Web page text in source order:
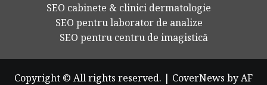
SEO cabinete & clinici dermatologie
SEO pentru laborator de analize
SEO pentru centru de imagistică
Copyright © All rights reserved. | CoverNews by AF